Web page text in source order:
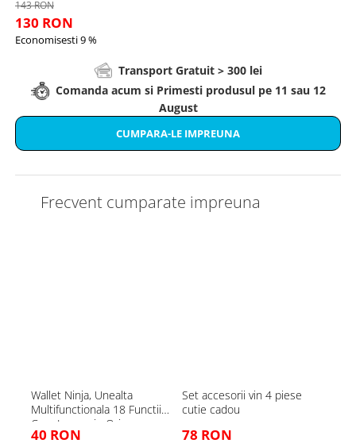
143 RON
130 RON
Economisesti 9 %
Transport Gratuit > 300 lei
Comanda acum si Primesti produsul pe 11 sau 12
August
CUMPARA-LE IMPREUNA
Frecvent cumparate impreuna
Wallet Ninja, Unealta
Multifunctionala 18 Functii
Care Incape in Orice
Portofel
40 RON
Set accesorii vin 4 piese
cutie cadou
78 RON